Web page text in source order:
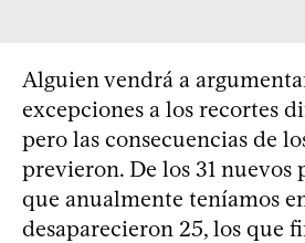
Alguien vendrá a
excepciones a los recortes
pero las consecuencias de
previeron. De los 31 nuevos
que anualmente teníamos
desaparecieron 25, los que